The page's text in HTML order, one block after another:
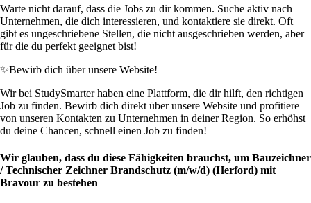
Warte nicht darauf, dass die Jobs zu dir kommen. Suche aktiv nach
Unternehmen, die dich interessieren, und kontaktiere sie direkt. Oft
gibt es ungeschriebene Stellen, die nicht ausgeschrieben werden, aber
für die du perfekt geeignet bist!
✨Bewirb dich über unsere Website!
Wir bei StudySmarter haben eine Plattform, die dir hilft, den richtigen
Job zu finden. Bewirb dich direkt über unsere Website und profitiere
von unseren Kontakten zu Unternehmen in deiner Region. So erhöhst
du deine Chancen, schnell einen Job zu finden!
Wir glauben, dass du diese Fähigkeiten brauchst, um Bauzeichner
/ Technischer Zeichner Brandschutz (m/w/d) (Herford) mit
Bravour zu bestehen